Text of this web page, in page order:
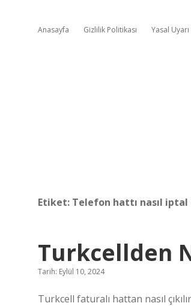
Anasayfa Gizlilik Politikası Yasal Uyarı
Etiket: Telefon hattı nasıl
Turkcellden
Tarih: Eylül 10, 2024
Turkcell faturalı hattan nasıl